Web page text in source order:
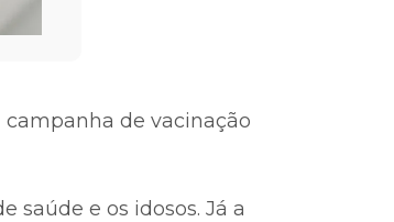
de vacinação
saúde e os idosos. Já a